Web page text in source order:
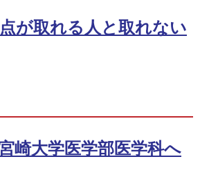
が取れる人と取れない
崎大学医学部医学科へ